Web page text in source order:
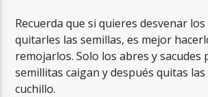
Recuerda que si quieres desvenar los
quitarles las semillas, es mejor
remojarlos. Solo los abres y sacudes
semillitas caigan y después quitas
cuchillo.